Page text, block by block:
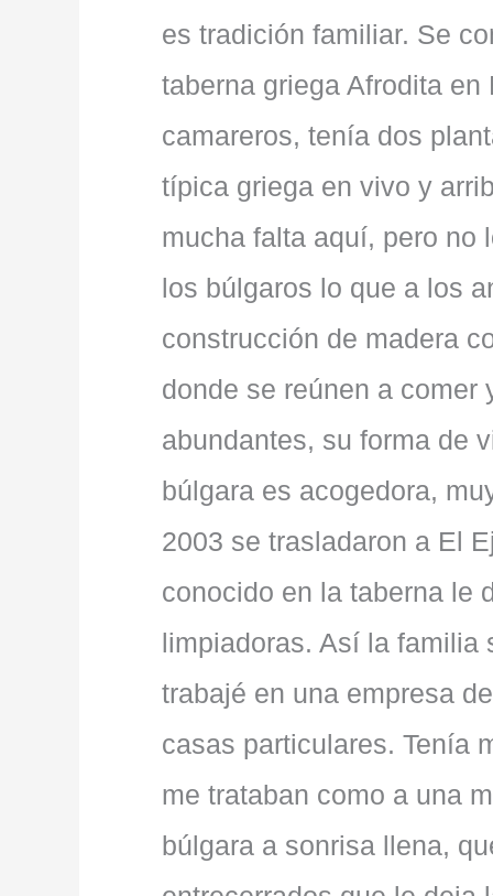
es tradición familiar. Se
taberna griega Afrodita en
camareros, tenía dos
típica griega en vivo y
mucha falta aquí, pero no
los búlgaros lo que a los
construcción de madera
donde se reúnen a comer
abundantes, su forma de
búlgara es acogedora,
2003 se trasladaron a El
conocido en la taberna le
limpiadoras. Así la familia
trabajé en una empresa
casas particulares. Tenía
me trataban como a una
búlgara a sonrisa llena,